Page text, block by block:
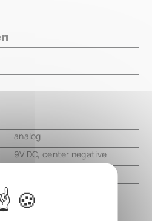
analog
9V DC, center negative